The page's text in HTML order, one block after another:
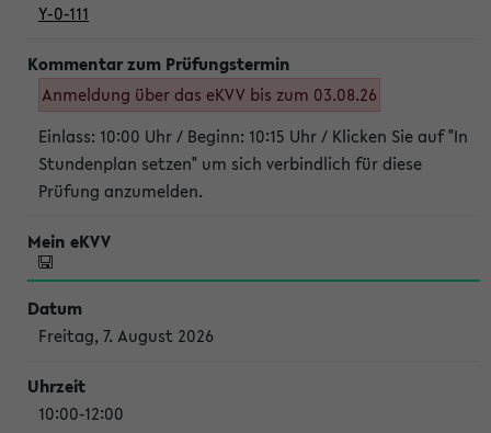
Y-0-111
Anmeldung über das eKVV bis zum 03.08.26
Einlass: 10:00 Uhr / Beginn: 10:15 Uhr / Klicken Sie auf "In
Stundenplan setzen" um sich verbindlich für diese
Prüfung anzumelden.
Freitag, 7. August 2026
10:00-12:00